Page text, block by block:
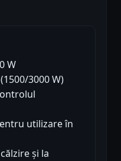
W
3000 W)
utilizare în
și la